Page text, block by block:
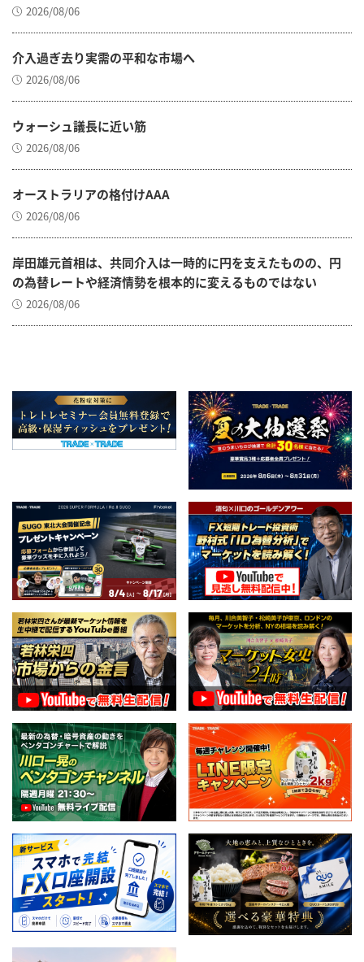
2026/08/06
介入過ぎ去り実需の平和な市場へ
2026/08/06
ウォーシュ議長に近い筋
2026/08/06
オーストラリアの格付けAAA
2026/08/06
岸田雄元首相は、共同介入は一時的に円を支えたものの、円
の為替レートや経済情勢を根本的に変えるものではない
2026/08/06